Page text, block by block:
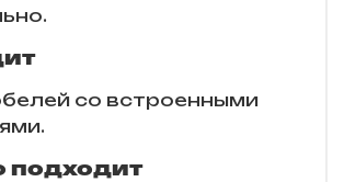
со встроенными
подходит